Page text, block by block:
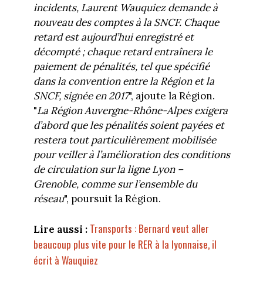
incidents, Laurent Wauquiez demande à
nouveau des comptes à la SNCF. Chaque
retard est aujourd’hui enregistré et
décompté ; chaque retard entraînera le
paiement de pénalités, tel que spécifié
dans la convention entre la Région et la
SNCF, signée en 2017", ajoute la Région.
"La Région Auvergne-Rhône-Alpes exigera
d’abord que les pénalités soient payées et
restera tout particulièrement mobilisée
pour veiller à l’amélioration des conditions
de circulation sur la ligne Lyon –
Grenoble, comme sur l’ensemble du
réseau", poursuit la Région.
Lire aussi : Transports : Bernard veut aller
beaucoup plus vite pour le RER à la lyonnaise, il
écrit à Wauquiez